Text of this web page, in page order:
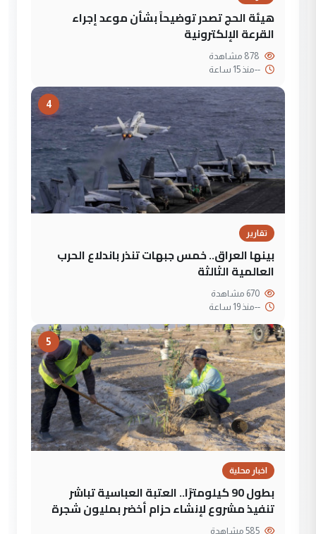
هيئة الحج تصدر توضيحاً بشأن موعد إجراء
القرعة الإلكترونية
--منذ 15 ساعة
4
تقارير
بينها العراق.. خمس جبهات تنذر باندلاع الحرب
العالمية الثالثة
--منذ 19 ساعة
5
اخبار محلية
بطول 90 كيلومترًا.. العتبة العباسية تباشر
تنفيذ مشروع لإنشاء حزام أخضر بمليون شجرة